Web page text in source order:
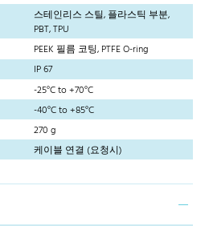
스테인리스 스틸, 플라스틱 부분,
PBT, TPU
PEEK 필름 코팅, PTFE O-ring
IP 67
-25°C to +70°C
-40°C to +85°C
270 g
케이블 연결 (요청시)